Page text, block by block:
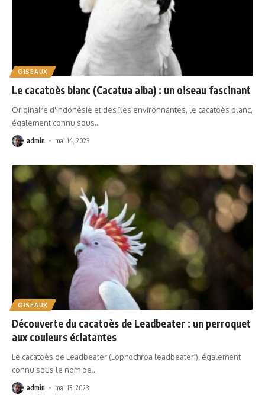
OISEAUX
Le cacatoès blanc (Cacatua alba) : un oiseau fascinant
Originaire d'Indonésie et des îles environnantes, le cacatoès blanc,
également connu sous…
admin mai 14, 2023
OISEAUX
Découverte du cacatoès de Leadbeater : un perroquet
aux couleurs éclatantes
Le cacatoès de Leadbeater (Lophochroa leadbeateri), également
connu sous le nom de…
admin mai 13, 2023